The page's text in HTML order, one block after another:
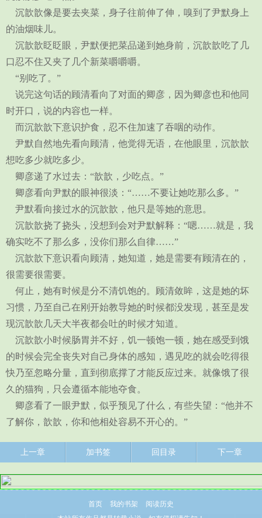
沉歆歆像是要去夹菜，身子往前伸了伸，嗅到了尹默身上
的油烟味儿。
沉歆歆眨眨眼，尹默便把菜品递到她身前，沉歆歆吃了几
口忍不住又夹了几个新菜嚼嚼嚼。
“别吃了。”
说完这句话的顾清看向了对面的卿彦，因为卿彦也和他同
时开口，说的内容也一样。
而沉歆歆下意识护食，忍不住加速了吞咽的动作。
尹默自然地先看向顾清，他觉得无语，在他眼里，沉歆歆
想吃多少就吃多少。
卿彦递了水过去：“歆歆，少吃点。”
卿彦看向尹默的眼神很淡：“……不要让她吃那么多。”
尹默看向接过水的沉歆歆，他只是等她的意思。
沉歆歆挠了挠头，没想到会对尹默解释：“嗯……就是，我
确实吃不了那么多，没你们那么自律……”
沉歆歆下意识看向顾清，她知道，她是需要有顾清在的，
很需要很需要。
何止，她有时候是分不清饥饱的。顾清敛眸，这是她的坏
习惯，乃至自己在刚开始教导她的时候都没发现，甚至是发
现沉歆歆几天大半夜都会吐的时候才知道。
沉歆歆小时候肠胃并不好，饥一顿饱一顿，她在感受到饿
的时候会完全丧失对自己身体的感知，遇见吃的就会吃得很
快乃至忽略分量，直到彻底撑了才能反应过来。就像饿了很
久的猫狗，只会遵循本能地夺食。
卿彦看了一眼尹默，似乎预见了什么，有些失望：“他并不
了解你，歆歆，你和他相处容易不开心的。”
上一章 加书签 回目录 下一章
首页 我的书架
阅读历史